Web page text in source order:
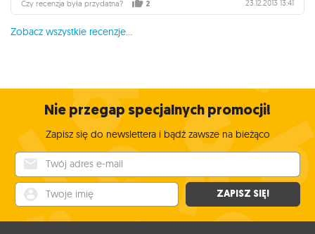
Czy recenzja była przydatna? 2 23.12.2013 13:41
Zobacz wszystkie recenzje...
Nie przegap specjalnych promocji!
Zapisz się do newslettera i bądź zawsze na bieżąco
ZAPISZ SIĘ!